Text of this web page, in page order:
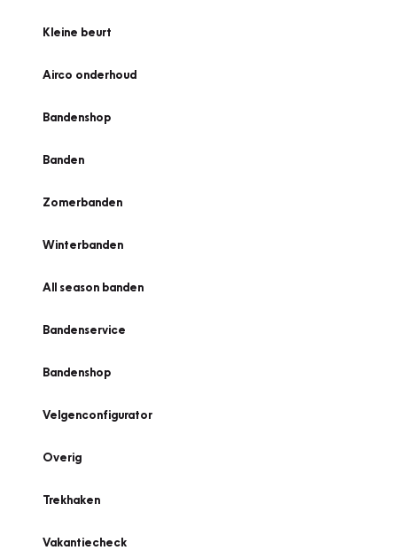
Kleine beurt
Airco onderhoud
Bandenshop
Banden
Zomerbanden
Winterbanden
All season banden
Bandenservice
Bandenshop
Velgenconfigurator
Overig
Trekhaken
Vakantiecheck